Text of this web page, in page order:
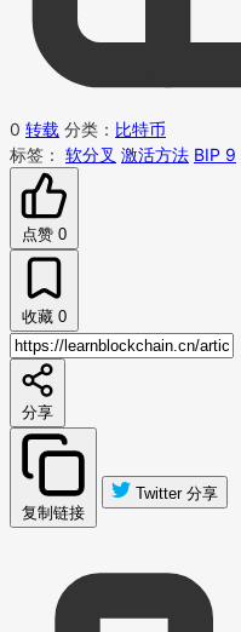
0 转载 分类： 比特币
标签： 软分叉 激活方法 BIP 9
点赞 0
收藏 0
分享
复制链接
Twitter 分享